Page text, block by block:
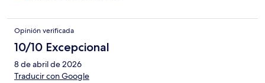
Opinión verificada
10/10 Excepcional
8 de abril de 2026
Traducir con Google